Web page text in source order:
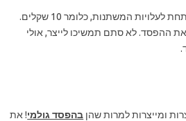
עד מתי? מסתבר שלא תפסיקו לייצר עד אשר המחיר של המגבת ירד מתחת לעלויות המשתנות, כלומר 10 שקלים.
כדי להקטין את ההפסד. לא סתם תמשיכו לייצר, אולי
ומייצרות למרות שהן בהפסד גולמי! את